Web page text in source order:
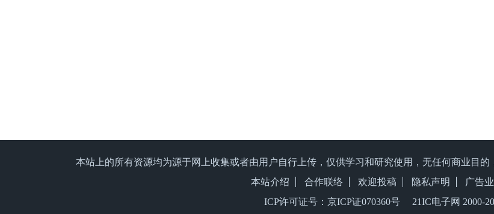
本站上的所有资源均为源于网上收集或者由用户自行上传，仅供学习和研究使用，无任何商业目
本站介绍
合作联络 欢迎投稿 隐私声明 广告
ICP许可证号：京ICP证070360号 21IC电子网 2000-